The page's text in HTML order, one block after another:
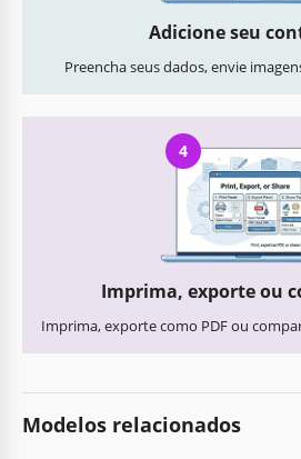
Adicione seu
Preencha seus dados, envie
4
Imprima, exporte ou
Imprima, exporte como PDF ou
Modelos relacionados